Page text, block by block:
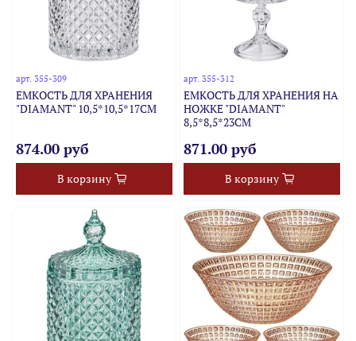
арт.355-309
ЕМКОСТЬ ДЛЯ ХРАНЕНИЯ
"DIAMANT" 10,5*10,5*17СМ
874.00 руб
В корзину
арт. 355-312
ЕМКОСТЬ ДЛЯ ХРАНЕНИЯ НА
НОЖКЕ "DIAMANT"
8,5*8,5*23СМ
871.00 руб
В корзину